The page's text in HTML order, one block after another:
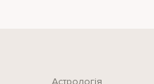
Астрологія